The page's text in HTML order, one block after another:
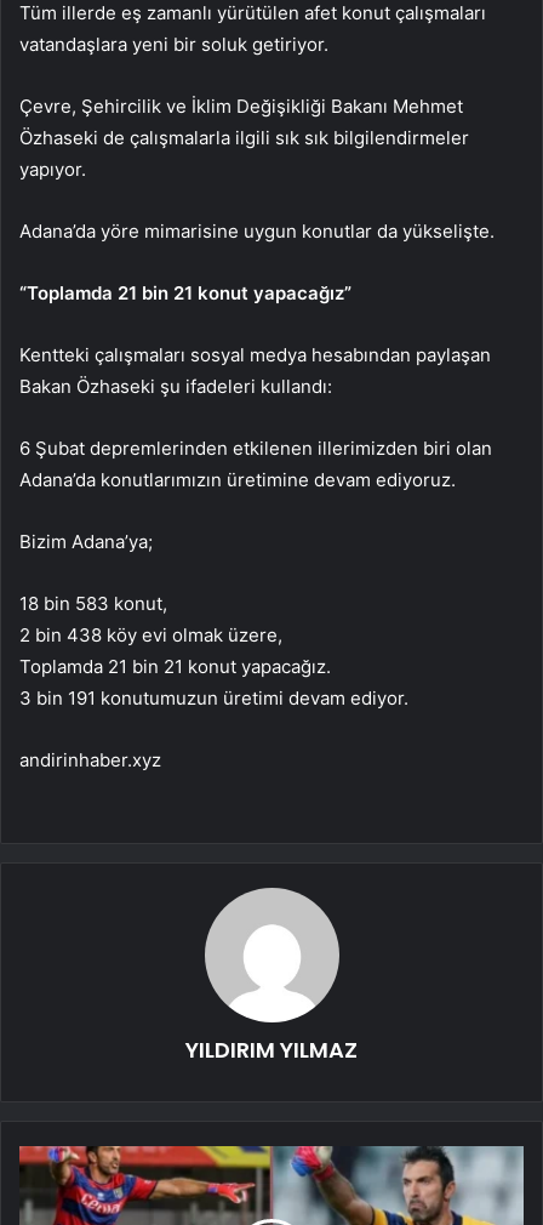
Tüm illerde eş zamanlı yürütülen afet konut çalışmaları
vatandaşlara yeni bir soluk getiriyor.
Çevre, Şehircilik ve İklim Değişikliği Bakanı Mehmet
Özhaseki de çalışmalarla ilgili sık sık bilgilendirmeler
yapıyor.
Adana’da yöre mimarisine uygun konutlar da yükselişte.
“Toplamda 21 bin 21 konut yapacağız”
Kentteki çalışmaları sosyal medya hesabından paylaşan
Bakan Özhaseki şu ifadeleri kullandı:
6 Şubat depremlerinden etkilenen illerimizden biri olan
Adana’da konutlarımızın üretimine devam ediyoruz.
Bizim Adana’ya;
18 bin 583 konut,
2 bin 438 köy evi olmak üzere,
Toplamda 21 bin 21 konut yapacağız.
3 bin 191 konutumuzun üretimi devam ediyor.
andirinhaber.xyz
YILDIRIM YILMAZ